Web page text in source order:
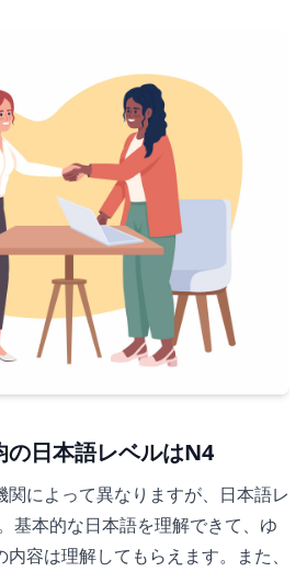
の日本語レベルはN4
によって異なりますが、日本語レ
基本的な日本語を理解できて、ゆ
容は理解してもらえます。また、